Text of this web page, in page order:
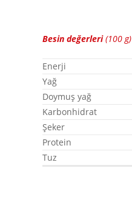
Besin değerleri(100 g)
Enerji
Yağ
Doymuş yağ
Karbonhidrat
Şeker
Protein
Tuz